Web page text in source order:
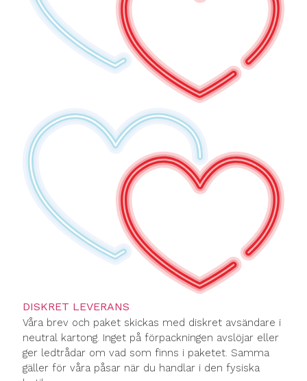
DISKRET LEVERANS
Våra brev och paket skickas med diskret avsändare i
neutral kartong. Inget på förpackningen avslöjar eller
ger ledtrådar om vad som finns i paketet. Samma
gäller för våra påsar när du handlar i den fysiska